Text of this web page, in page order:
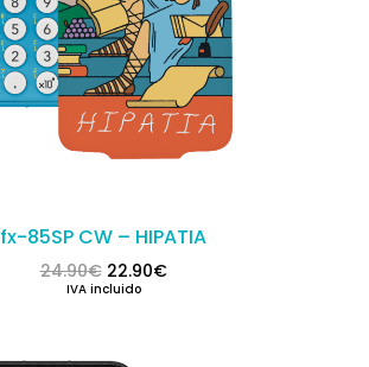
fx-85SP CW – HIPATIA
24.90€ El precio original era: 24.90€.
22.90€El precio actual es:
IVA incluido